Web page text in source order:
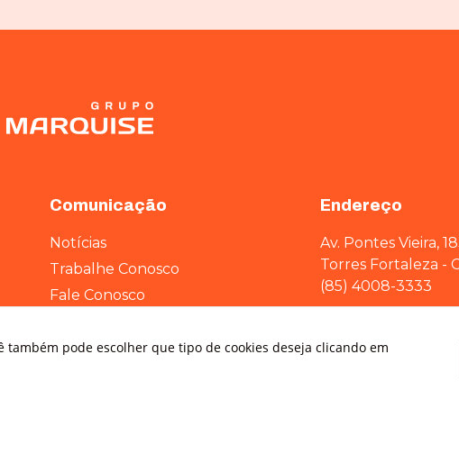
Comunicação
Notícias
Trabalhe Conosco
Fale Conosco
Endereço
Av. Pontes Vieira,
Torres Fortaleza -
(85) 4008-3333
Av Brigadeiro Faria
71 - Jardim
pode escolher que tipo de cookies deseja clicando em
e
aumenta a
conteúdo e
personalizadas.